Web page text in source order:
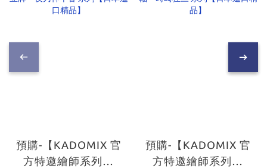
預購-【KADOMIX 官
方特邀繪師系列】
預購-【KADOMIX 官
方特邀繪師系列】